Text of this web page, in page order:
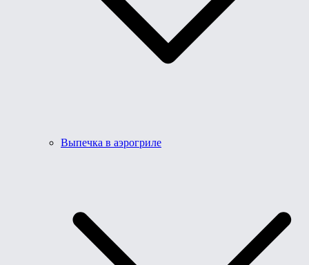
Выпечка в аэрогриле